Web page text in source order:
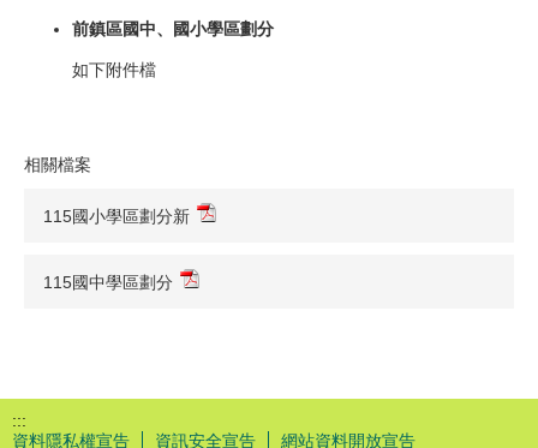
前鎮區國中、國小學區劃分
如下附件檔
相關檔案
115國小學區劃分新
115國中學區劃分
:::
資料隱私權宣告
資訊安全宣告 網站資料開放宣告